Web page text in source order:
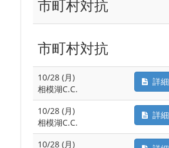
市町村対抗
市町村対抗
10/28 (月)
相模湖C.C.
詳細
10/28 (月)
相模湖C.C.
詳細
10/28 (月)